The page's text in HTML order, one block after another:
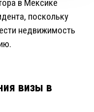
в Мексике
поскольку
недвижимость
визы в